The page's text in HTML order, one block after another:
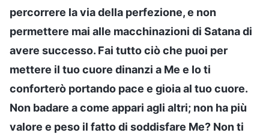
percorrere la via della perfezione, e non
permettere mai alle macchinazioni di Satana di
avere successo. Fai tutto ciò che puoi per
mettere il tuo cuore dinanzi a Me e Io ti
conforterò portando pace e gioia al tuo cuore.
Non badare a come appari agli altri; non ha più
valore e peso il fatto di soddisfare Me? Non ti